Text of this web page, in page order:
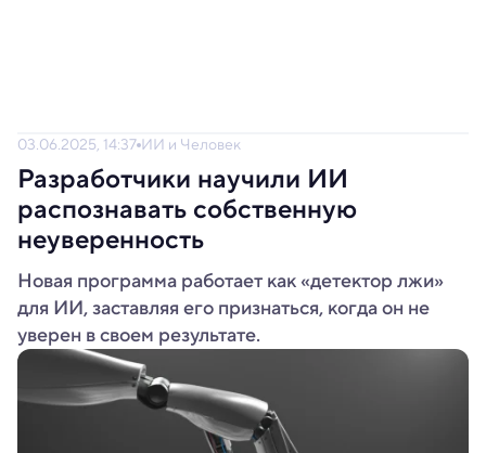
03.06.2025, 14:37 ИИ и Человек
Разработчики научили ИИ
распознавать собственную
неуверенность
Новая программа работает как «детектор лжи»
для ИИ, заставляя его признаться, когда он не
уверен в своем результате.